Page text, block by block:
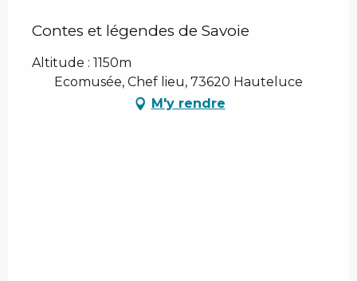
Contes et légendes de Savoie
Altitude : 1150m
Ecomusée, Chef lieu, 73620 Hauteluce
M'y rendre